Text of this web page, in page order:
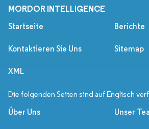
MORDOR INTELLIGENCE
Startseite Berichte
Kontaktieren Sie Uns Sitemap
XML
Die folgenden Seiten sind auf Englisch
Über Uns Unser